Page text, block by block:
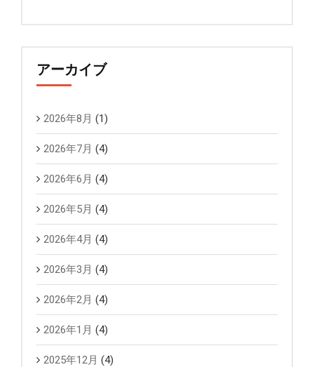
アーカイブ
2026年8月 (1)
2026年7月 (4)
2026年6月 (4)
2026年5月 (4)
2026年4月 (4)
2026年3月 (4)
2026年2月 (4)
2026年1月 (4)
2025年12月 (4)